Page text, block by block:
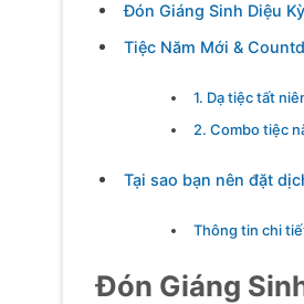
Đón Giáng Sinh Diệu
Tiệc Năm Mới &
1. Dạ tiệc tất
2. Combo tiệc
Tại sao bạn nên đặt
Thông tin chi
Đón Giáng